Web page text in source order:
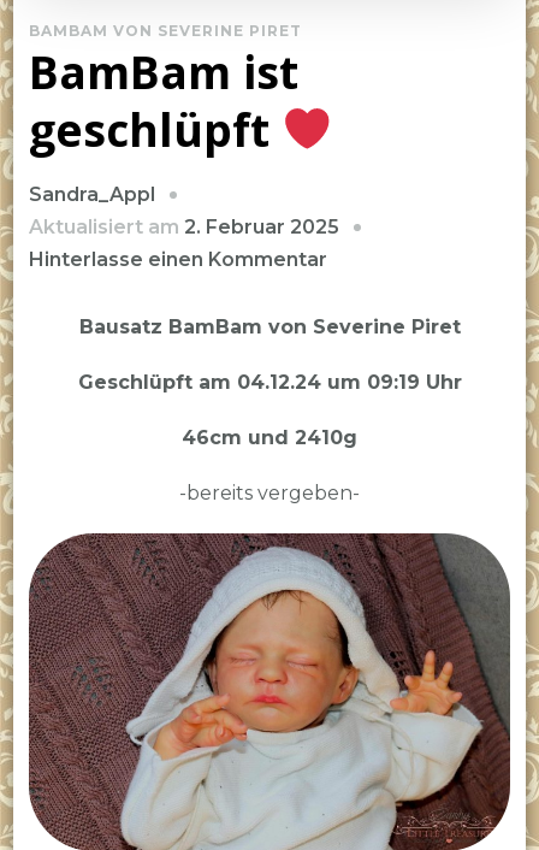
BAMBAM VON SEVERINE PIRET
BamBam ist
geschlüpft
Sandra_Appl
Aktualisiert am 2. Februar 2025
Hinterlasse einen Kommentarzu
ist
Bausatz BamBam von Severine Piret
Geschlüpft am 04.12.24 um 09:19 Uhr
46cm und 2410g
-bereits vergeben-